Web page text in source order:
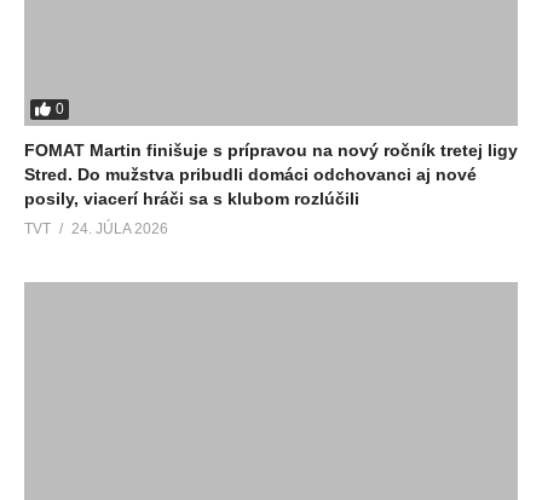
0
FOMAT Martin finišuje s prípravou na nový ročník tretej ligy
Stred. Do mužstva pribudli domáci odchovanci aj nové
posily, viacerí hráči sa s klubom rozlúčili
TVT 24. JÚLA 2026